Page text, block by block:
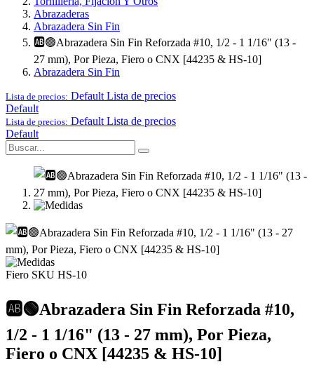
Abrazaderas
Abrazadera Sin Fin
🆎🟢Abrazadera Sin Fin Reforzada #10, 1/2 - 1 1/16" (13 -
27 mm), Por Pieza, Fiero o CNX [44235 & HS-10]
Abrazadera Sin Fin
Lista de precios: Default Lista de precios
Default
Lista de precios: Default Lista de precios
Default
Fiero SKU HS-10
🆎🟢Abrazadera Sin Fin Reforzada #10,
1/2 - 1 1/16" (13 - 27 mm), Por Pieza,
Fiero o CNX [44235 & HS-10]